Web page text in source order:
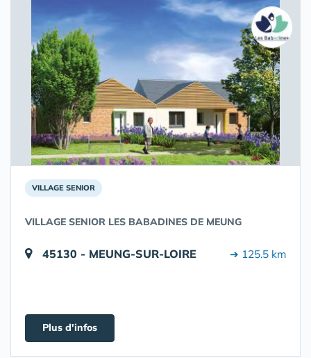
VILLAGE SENIOR
VILLAGE SENIOR LES BABADINES DE MEUNG
45130 - MEUNG-SUR-LOIRE ➔ 125.5 km
Plus d'infos